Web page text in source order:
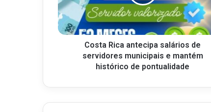
Costa Rica antecipa salários de
servidores municipais e mantém
histórico de pontualidade